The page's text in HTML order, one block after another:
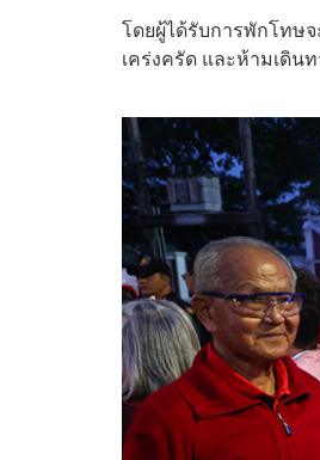
โดยผู้ได้รับการพักโทษ
เคร่งครัด และห้ามเดิ